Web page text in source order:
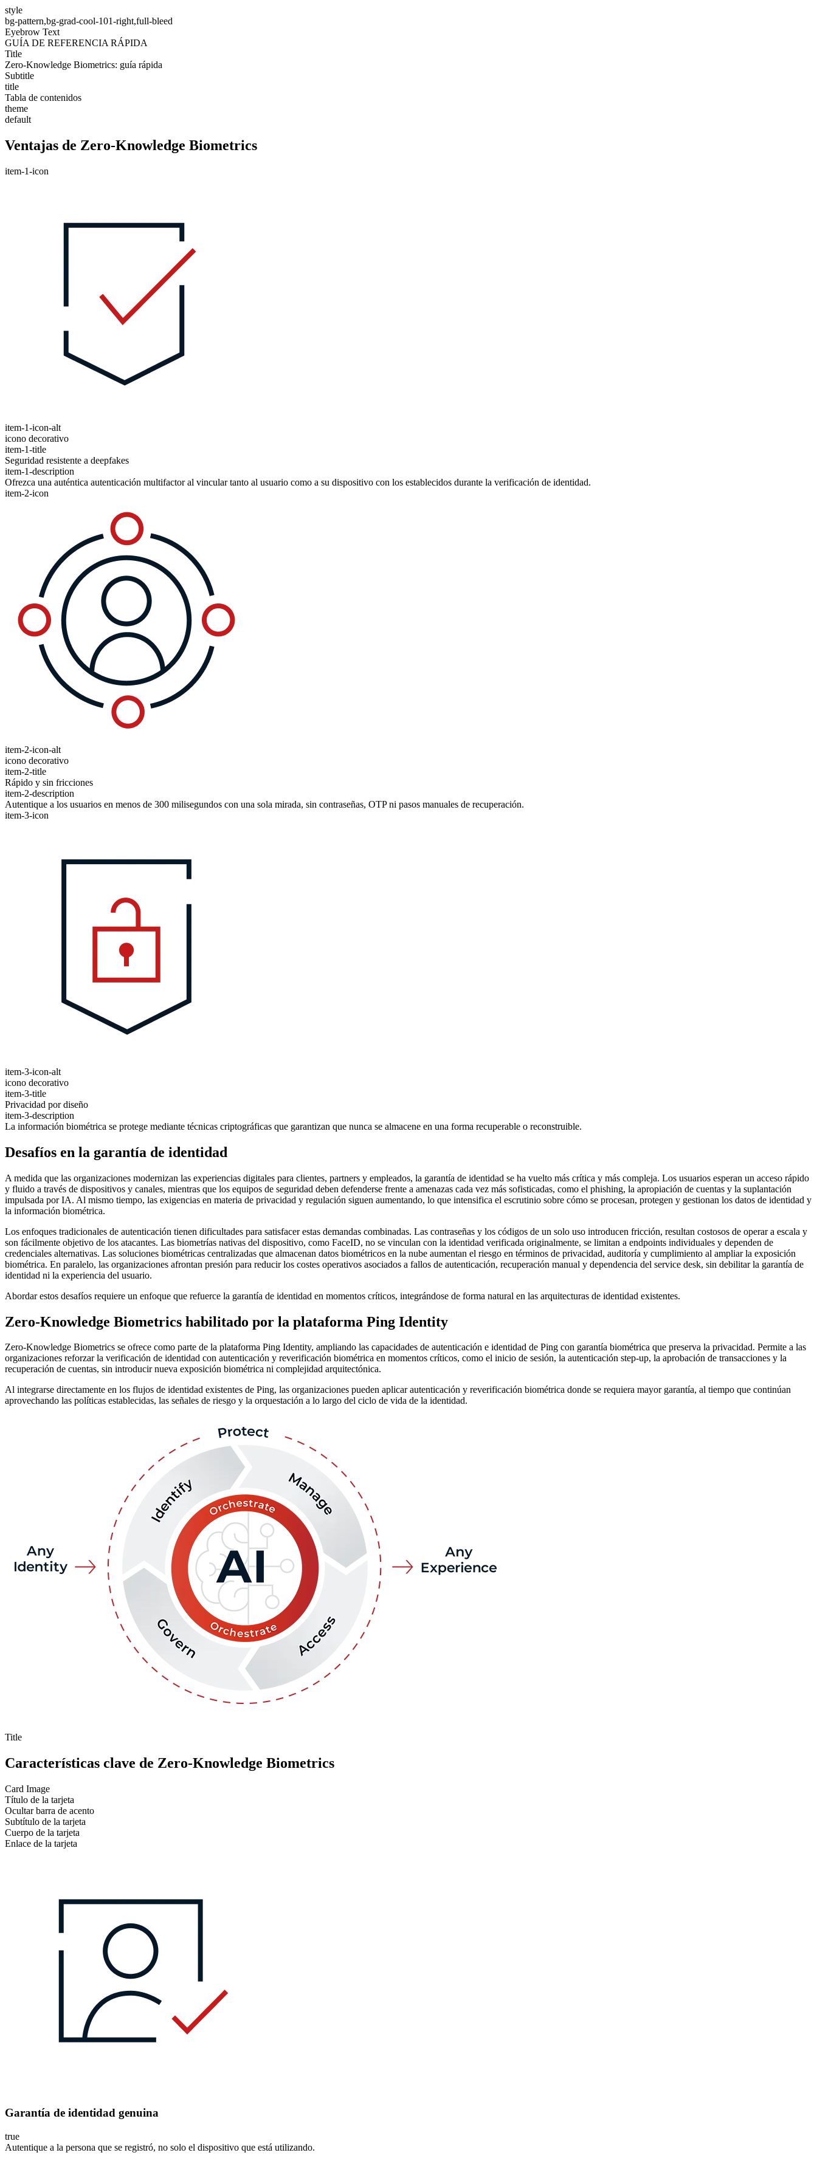
style
bg-pattern,bg-grad-cool-101-right,full-bleed
Eyebrow Text
GUÍA DE REFERENCIA RÁPIDA
Title
Zero-Knowledge Biometrics: guía rápida
Subtitle
title
Tabla de contenidos
theme
default
Ventajas de Zero-Knowledge Biometrics
item-1-icon
item-1-icon-alt
icono decorativo
item-1-title
Seguridad resistente a deepfakes
item-1-description
Ofrezca una auténtica autenticación multifactor al vincular tanto al usuario como a su dispositivo con los establecidos durante la verificación de identidad.
item-2-icon
item-2-icon-alt
icono decorativo
item-2-title
Rápido y sin fricciones
item-2-description
Autentique a los usuarios en menos de 300 milisegundos con una sola mirada, sin contraseñas, OTP ni pasos manuales de recuperación.
item-3-icon
item-3-icon-alt
icono decorativo
item-3-title
Privacidad por diseño
item-3-description
La información biométrica se protege mediante técnicas criptográficas que garantizan que nunca se almacene en una forma recuperable o reconstruible.
Desafíos en la garantía de identidad
A medida que las organizaciones modernizan las experiencias digitales para clientes, partners y empleados, la garantía de identidad se ha vuelto más crítica y más compleja. Los usuarios esperan un acceso rápido
y fluido a través de dispositivos y canales, mientras que los equipos de seguridad deben defenderse frente a amenazas cada vez más sofisticadas, como el phishing, la apropiación de cuentas y la suplantación
impulsada por IA. Al mismo tiempo, las exigencias en materia de privacidad y regulación siguen aumentando, lo que intensifica el escrutinio sobre cómo se procesan, protegen y gestionan los datos de identidad y
la información biométrica.
Los enfoques tradicionales de autenticación tienen dificultades para satisfacer estas demandas combinadas. Las contraseñas y los códigos de un solo uso introducen fricción, resultan costosos de operar a escala y
son fácilmente objetivo de los atacantes. Las biometrías nativas del dispositivo, como FaceID, no se vinculan con la identidad verificada originalmente, se limitan a endpoints individuales y dependen de
credenciales alternativas. Las soluciones biométricas centralizadas que almacenan datos biométricos en la nube aumentan el riesgo en términos de privacidad, auditoría y cumplimiento al ampliar la exposición
biométrica. En paralelo, las organizaciones afrontan presión para reducir los costes operativos asociados a fallos de autenticación, recuperación manual y dependencia del service desk, sin debilitar la garantía de
identidad ni la experiencia del usuario.
Abordar estos desafíos requiere un enfoque que refuerce la garantía de identidad en momentos críticos, integrándose de forma natural en las arquitecturas de identidad existentes.
Zero-Knowledge Biometrics habilitado por la plataforma Ping Identity
Zero-Knowledge Biometrics se ofrece como parte de la plataforma Ping Identity, ampliando las capacidades de autenticación e identidad de Ping con garantía biométrica que preserva la privacidad. Permite a las
organizaciones reforzar la verificación de identidad con autenticación y reverificación biométrica en momentos críticos, como el inicio de sesión, la autenticación step-up, la aprobación de transacciones y la
recuperación de cuentas, sin introducir nueva exposición biométrica ni complejidad arquitectónica.
Al integrarse directamente en los flujos de identidad existentes de Ping, las organizaciones pueden aplicar autenticación y reverificación biométrica donde se requiera mayor garantía, al tiempo que continúan
aprovechando las políticas establecidas, las señales de riesgo y la orquestación a lo largo del ciclo de vida de la identidad.
Title
Características clave de Zero-Knowledge Biometrics
Card Image
Título de la tarjeta
Ocultar barra de acento
Subtítulo de la tarjeta
Cuerpo de la tarjeta
Enlace de la tarjeta
Garantía de identidad genuina
true
Autentique a la persona que se registró, no solo el dispositivo que está utilizando.